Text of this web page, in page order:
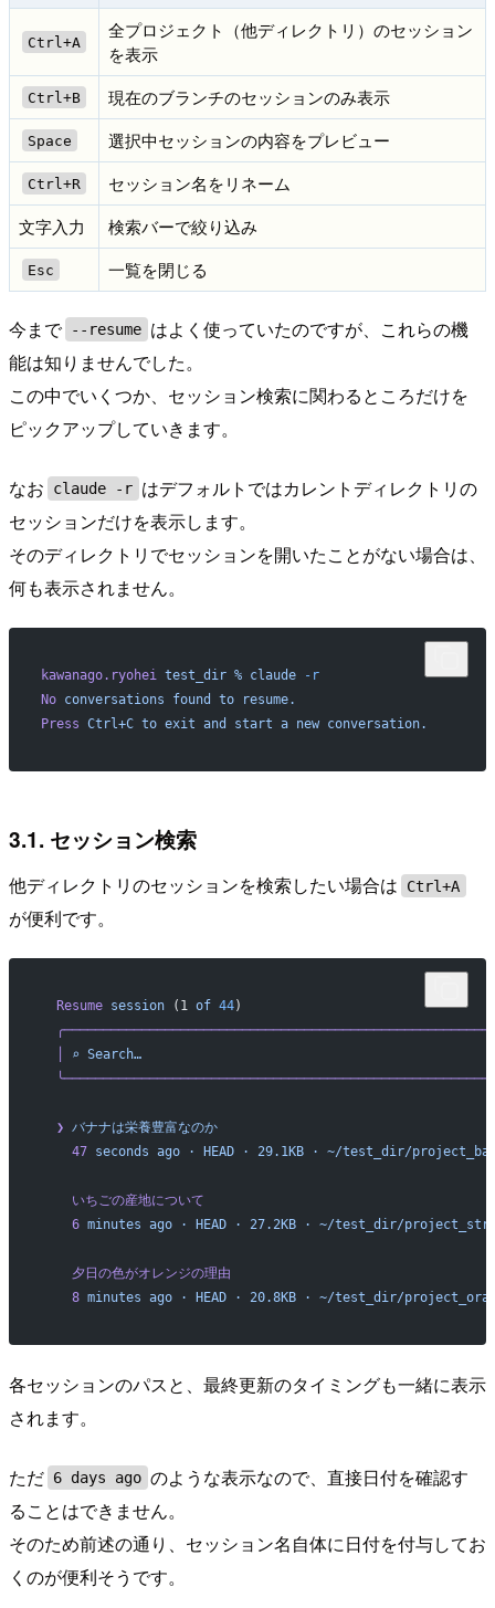
Ctrl+A
全プロジェクト（他ディレクトリ）のセッション
を表示
Ctrl+B 現在のブランチのセッションのみ表示
Space 選択中セッションの内容をプレビュー
Ctrl+R
セッション名をリネーム
文字入力
検索バーで絞り込み
Esc 一覧を閉じる
今まで --resume はよく使っていたのですが、これらの機
能は知りませんでした。
この中でいくつか、セッション検索に関わるところだけを
ピックアップしていきます。
なお claude -r はデフォルトではカレントディレクトリの
セッションだけを表示します。
そのディレクトリでセッションを開いたことがない場合は、
何も表示されません。
kawanago.ryohei test_dir % claude -r
No conversations found to resume.
Press Ctrl+C to exit and start a new conversation.
3.1. セッション検索
他ディレクトリのセッションを検索したい場合は Ctrl+A
が便利です。
  Resume
session (1 of 44)
⌕ Search…
  ❯
バナナは栄養豊富なのか
    47
seconds ago · HEAD · 29.1KB · ~/test_dir/
    いちごの産地について
    6
minutes ago · HEAD · 27.2KB · ~/test_dir/
    夕日の色がオレンジの理由
    8
minutes ago · HEAD · 20.8KB · ~/test_dir/
各セッションのパスと、最終更新のタイミングも一緒に表示
されます。
ただ 6 days ago のような表示なので、直接日付を確認す
ることはできません。
そのため前述の通り、セッション名自体に日付を付与してお
くのが便利そうです。